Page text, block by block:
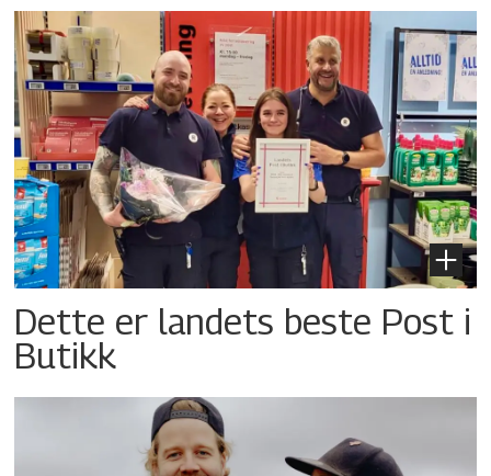
Dette er landets beste Post i
Butikk